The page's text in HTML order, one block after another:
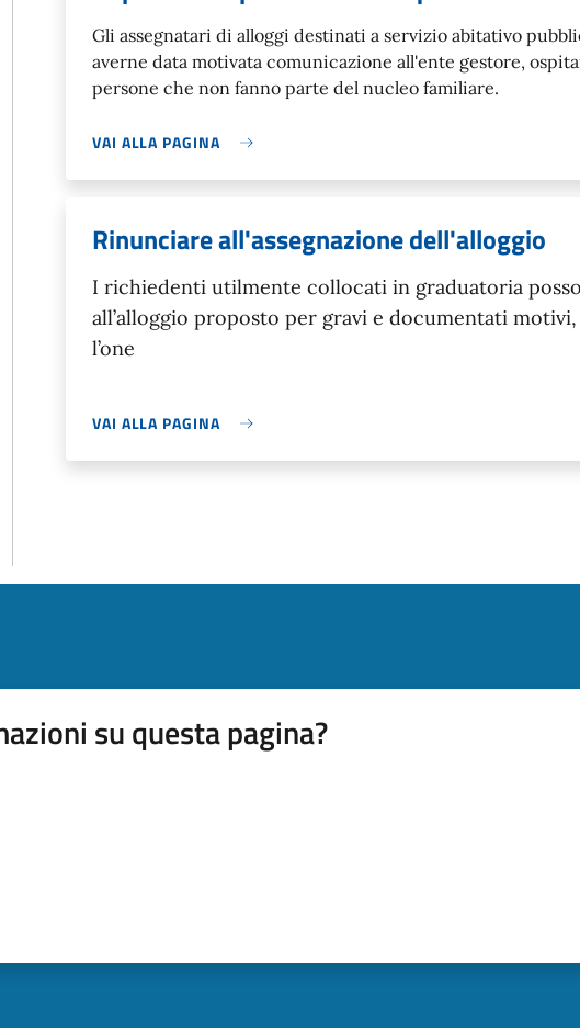
Gli assegnatari di alloggi destinati a servizio abitativo
averne data motivata comunicazione all'ente gestore,
persone che non fanno parte del nucleo familiare.
VAI ALLA PAGINA
Rinunciare all'assegnazione dell'alloggio
I richiedenti utilmente collocati in graduatoria
all’alloggio proposto per gravi e documentati
l’one
VAI ALLA PAGINA
su questa pagina?